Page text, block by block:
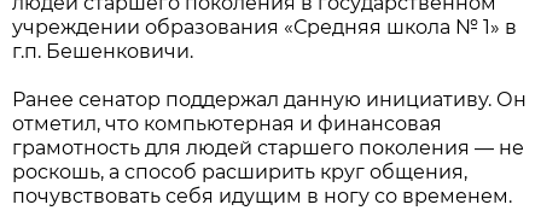
учреждении образования «Средняя школа № 1» в
г.п. Бешенковичи.
Ранее сенатор поддержал данную инициативу. Он
отметил, что компьютерная и финансовая
грамотность для людей старшего поколения — не
роскошь, а способ расширить круг общения,
почувствовать себя идущим в ногу со временем.